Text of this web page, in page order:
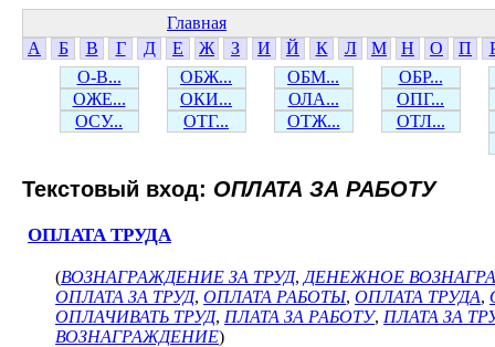
Главная
А
Б В Г Д Е Ж З И Й К Л М Н О П
О-В...
ОБЖ... ОБМ...
ОБР...
ОЖЕ...
ОКИ... ОЛА...
ОПГ...
ОСУ...
ОТГ... ОТЖ... ОТЛ...
Текстовый вход: ОПЛАТА ЗА РАБОТУ
ОПЛАТА ТРУДА
(ВОЗНАГРАЖДЕНИЕ ЗА ТРУД, ДЕНЕЖНОЕ
ОПЛАТА ЗА ТРУД, ОПЛАТА РАБОТЫ, ОПЛАТА ТРУДА,
ОПЛАЧИВАТЬ ТРУД, ПЛАТА ЗА РАБОТУ, ПЛАТА ЗА
ВОЗНАГРАЖДЕНИЕ)